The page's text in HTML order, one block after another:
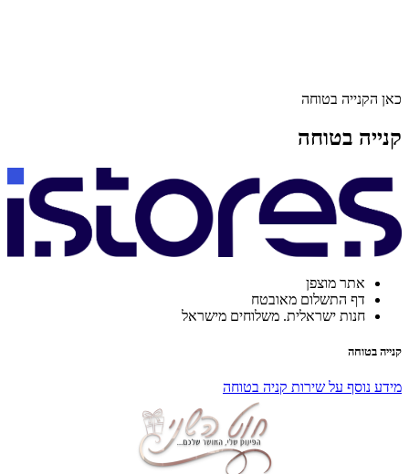
כאן הקנייה בטוחה
קנייה בטוחה
אתר מוצפן
דף התשלום מאובטח
חנות ישראלית. משלוחים מישראל
קנייה בטוחה
מידע נוסף על שירות קניה בטוחה